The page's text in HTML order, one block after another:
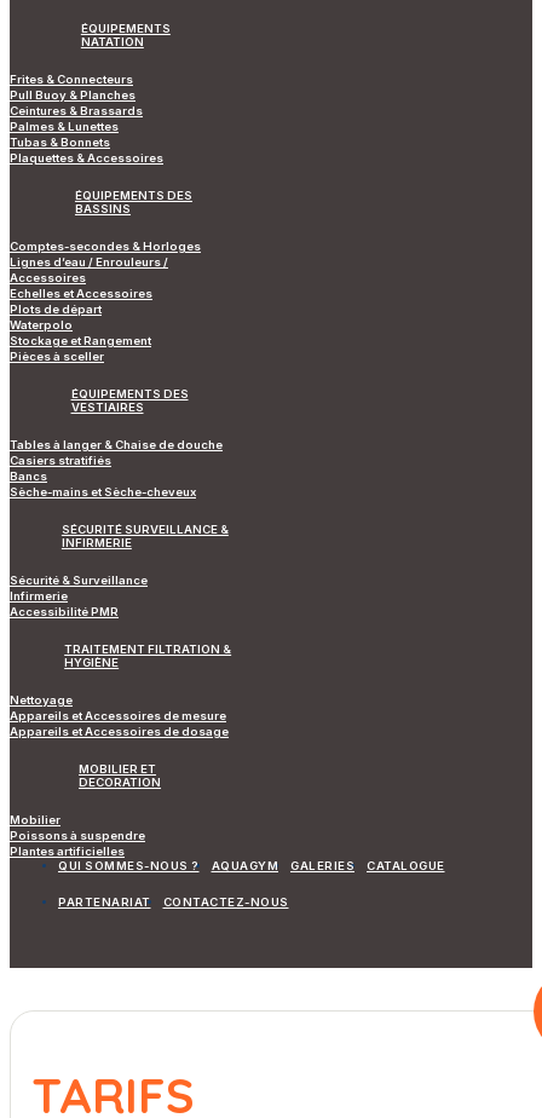
ÉQUIPEMENTS
NATATION
Frites & Connecteurs
Pull Buoy & Planches
Ceintures & Brassards
Palmes & Lunettes
Tubas & Bonnets
Plaquettes & Accessoires
ÉQUIPEMENTS DES
BASSINS
Comptes-secondes & Horloges
Lignes d’eau / Enrouleurs /
Accessoires
Echelles et Accessoires
Plots de départ
Waterpolo
Stockage et Rangement
Pièces à sceller
ÉQUIPEMENTS DES
VESTIAIRES
Tables à langer & Chaise de douche
Casiers stratifiés
Bancs
Sèche-mains et Sèche-cheveux
SÉCURITÉ SURVEILLANCE &
INFIRMERIE
Sécurité & Surveillance
Infirmerie
Accessibilité PMR
TRAITEMENT FILTRATION &
HYGIÈNE
Nettoyage
Appareils et Accessoires de mesure
Appareils et Accessoires de dosage
MOBILIER ET
DECORATION
Mobilier
Poissons à suspendre
Plantes artificielles
QUI SOMMES-NOUS ?
AQUAGYM GALERIES CATALOGUE
PARTENARIAT CONTACTEZ-NOUS
TARIFS